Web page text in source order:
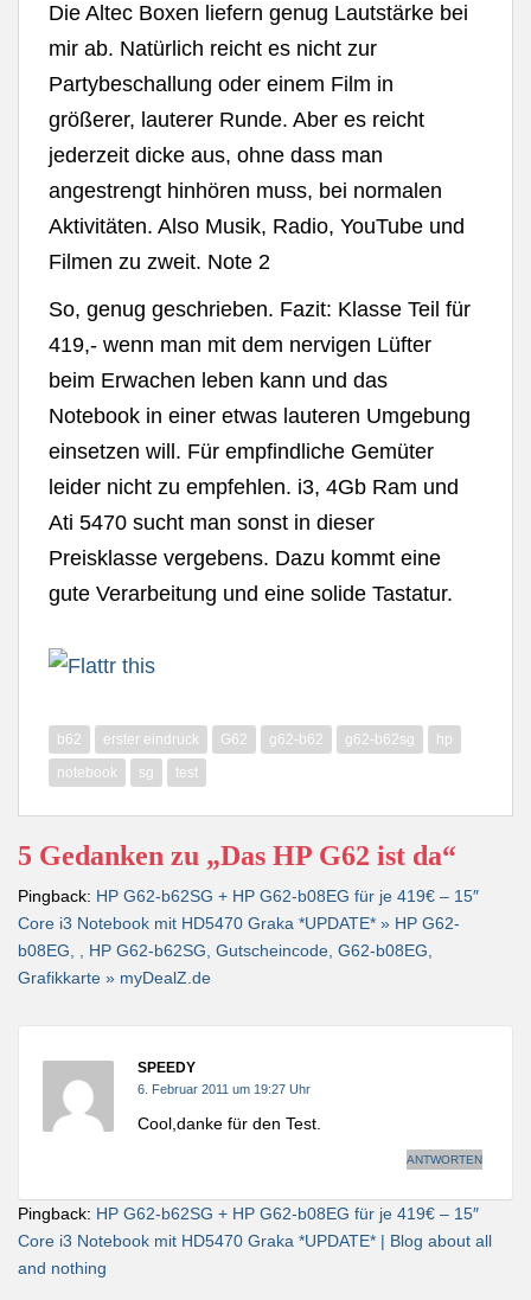
Die Altec Boxen liefern genug Lautstärke bei
mir ab. Natürlich reicht es nicht zur
Partybeschallung oder einem Film in
größerer, lauterer Runde. Aber es reicht
jederzeit dicke aus, ohne dass man
angestrengt hinhören muss, bei normalen
Aktivitäten. Also Musik, Radio, YouTube und
Filmen zu zweit. Note 2
So, genug geschrieben. Fazit: Klasse Teil für
419,- wenn man mit dem nervigen Lüfter
beim Erwachen leben kann und das
Notebook in einer etwas lauteren Umgebung
einsetzen will. Für empfindliche Gemüter
leider nicht zu empfehlen. i3, 4Gb Ram und
Ati 5470 sucht man sonst in dieser
Preisklasse vergebens. Dazu kommt eine
gute Verarbeitung und eine solide Tastatur.
b62 erster eindruck G62 g62-b62 g62-b62sg
hp
notebook
sg test
5 Gedanken zu „Das HP G62 ist da“
Pingback: HP G62-b62SG + HP G62-b08EG für je 419€ – 15″
Core i3 Notebook mit HD5470 Graka *UPDATE* » HP G62-
b08EG, , HP G62-b62SG, Gutscheincode, G62-b08EG,
Grafikkarte » myDealZ.de
SPEEDY
6. Februar 2011 um 19:27 Uhr
Cool,danke für den Test.
ANTWORTEN
Pingback: HP G62-b62SG + HP G62-b08EG für je 419€ – 15″
Core i3 Notebook mit HD5470 Graka *UPDATE* | Blog about all
and nothing